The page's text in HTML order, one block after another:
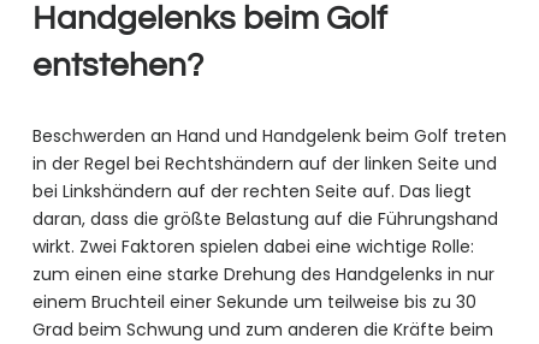
Handgelenks beim Golf
entstehen?
Beschwerden an Hand und Handgelenk beim Golf treten
in der Regel bei Rechtshändern auf der linken Seite und
bei Linkshändern auf der rechten Seite auf. Das liegt
daran, dass die größte Belastung auf die Führungshand
wirkt. Zwei Faktoren spielen dabei eine wichtige Rolle:
zum einen eine starke Drehung des Handgelenks in nur
einem Bruchteil einer Sekunde um teilweise bis zu 30
Grad beim Schwung und zum anderen die Kräfte beim